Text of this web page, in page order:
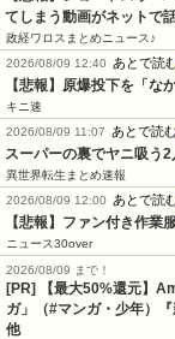
てしまう動画がネット
政経ワロスまとめニュース♪
2026/08/09 12:40
あとで読
【悲報】原爆投下を「な
キニ速
2026/08/09 11:07
あとで読
スーパーの裏でヤニ吸う
異世界転生まとめ速報
2026/08/09 12:00
あとで読
【悲報】ファン付き作業
ニュース30over
2026/08/09 まで！
[PR]
【最大50%還元】
ガ」（#マンガ・少年）
他